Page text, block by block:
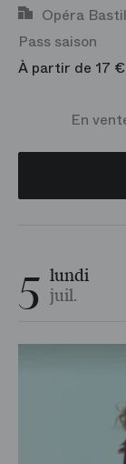
Opéra
Pass saison
À partir de 17 €
En
5 lundi
juil.